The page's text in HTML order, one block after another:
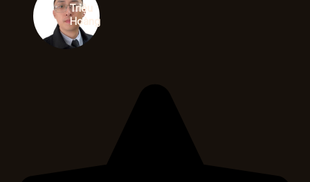
Triệu
Hoàng